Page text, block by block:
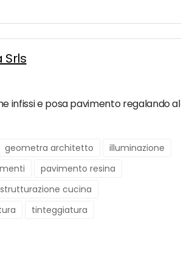
infissi e posa pavimento regalando al
geometra architetto
illuminazione
pavimento resina
cucina
tinteggiatura